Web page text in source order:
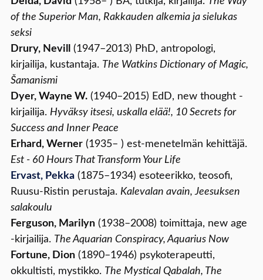
of the Superior Man, Rakkauden alkemia ja sielukas
seksi
Drury, Nevill
(1947–2013) PhD, antropologi,
kirjailija, kustantaja. The Watkins Dictionary of Magic,
Šamanismi
Dyer, Wayne W.(1940–2015) EdD, new thought -
kirjailija. Hyväksy itsesi, uskalla elää!, 10 Secrets for
Success and Inner Peace
Erhard, Werner(1935– ) est-menetelmän kehittäjä.
Est - 60 Hours That Transform Your Life
Ervast, Pekka(1875–1934) esoteerikko, teosofi,
Ruusu-Ristin perustaja. Kalevalan avain, Jeesuksen
salakoulu
Ferguson, Marilyn(1938–2008) toimittaja, new age
-kirjailija. The Aquarian Conspiracy, Aquarius Now
Fortune, Dion(1890–1946) psykoterapeutti,
okkultisti, mystikko. The Mystical Qabalah, The